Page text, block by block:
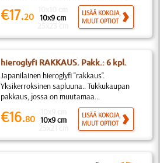
€17.20 10x9 cm
LISÄÄ KOKOJA,
MUUT OPTIOT
hieroglyfi RAKKAUS. Pakk.: 6 kpl.
Japanilainen hieroglyfi "rakkaus".
Yksikerroksinen sapluuna.. Tukkukaupan
pakkaus, jossa on muutamaa...
€16.80 10x9 cm
LISÄÄ KOKOJA,
MUUT OPTIOT